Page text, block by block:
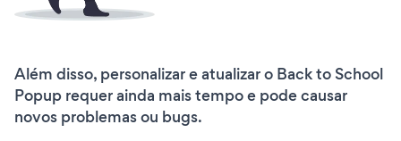
Além disso, personalizar e atualizar o Back to School
Popup requer ainda mais tempo e pode causar
novos problemas ou bugs.